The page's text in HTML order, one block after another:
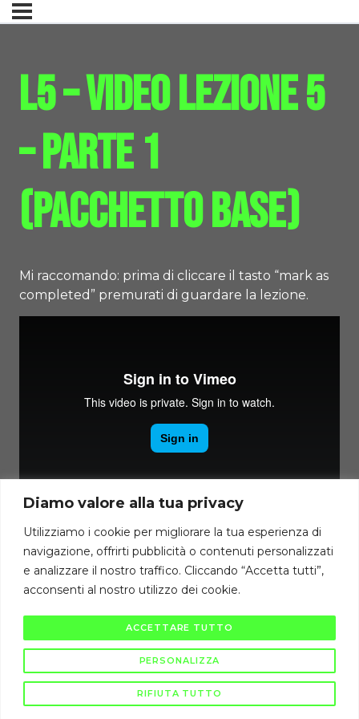
Diamo valore alla tua privacy
Utilizziamo i cookie per migliorare la tua esperienza di
navigazione, offrirti pubblicità o contenuti personalizzati
e analizzare il nostro traffico. Cliccando “Accetta tutti”,
acconsenti al nostro utilizzo dei cookie.
PERSONALIZZA
RIFIUTA TUTTO
ACCETTARE TUTTO
L5 – Video Lezione 5
– Parte 1
(pacchetto base)
Mi raccomando: prima di cliccare il tasto “mark as
completed” premurati di guardare la lezione.
Torna a
Diritti di autore riservati Cambiodicampo ©
La pubblicazione e diffusione di questi contenuti è severamente vietata